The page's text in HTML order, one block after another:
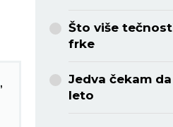
,
Što više
frke
Jedva čekam
leto